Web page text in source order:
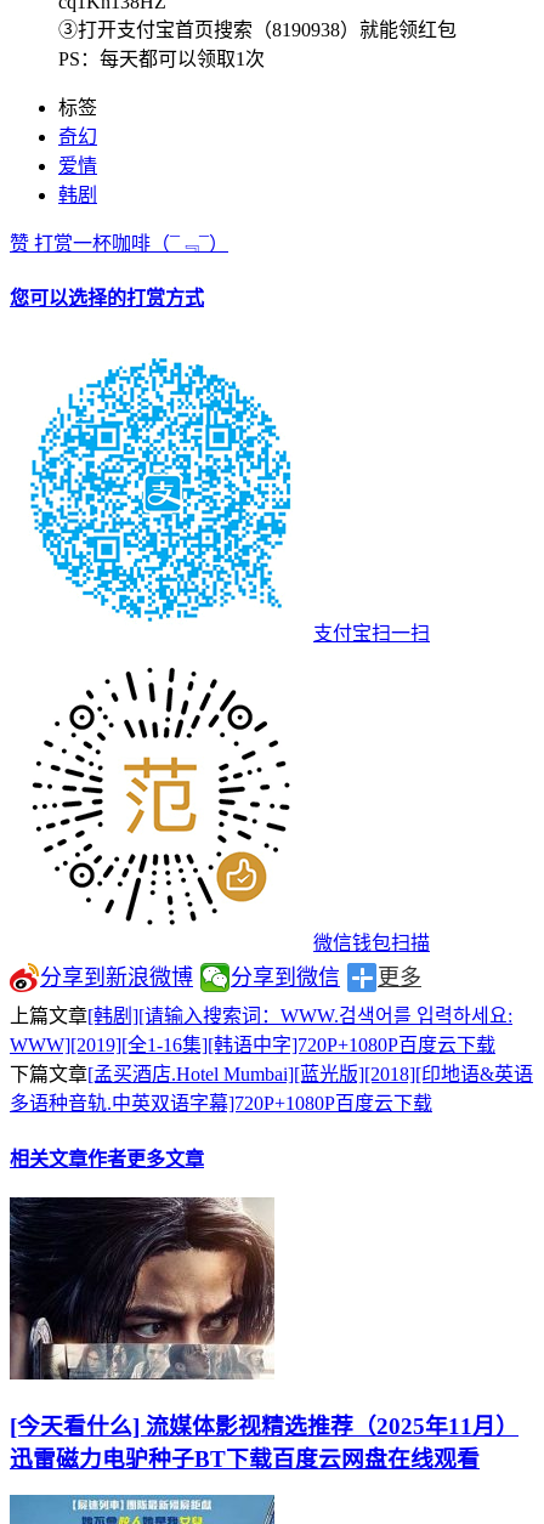
③打开支付宝首页搜索（8190938）就能领红包
PS：每天都可以领取1次
标签
奇幻
爱情
韩剧
赞 打赏一杯咖啡 （¯﹃¯）
您可以选择的打赏方式
支付宝扫一扫
微信钱包扫描
分享到新浪微博 分享到微信 更多
上篇文章[韩剧][请输入搜索词：WWW.검색어를 입력하세요:
WWW][2019][全1-16集][韩语中字]720P+1080P百度云下载
下篇文章[孟买酒店.Hotel Mumbai][蓝光版][2018][印地语&英语
多语种音轨.中英双语字幕]720P+1080P百度云下载
相关文章作者更多文章
[今天看什么] 流媒体影视精选推荐（2025年11月）
迅雷磁力电驴种子BT下载百度云网盘在线观看